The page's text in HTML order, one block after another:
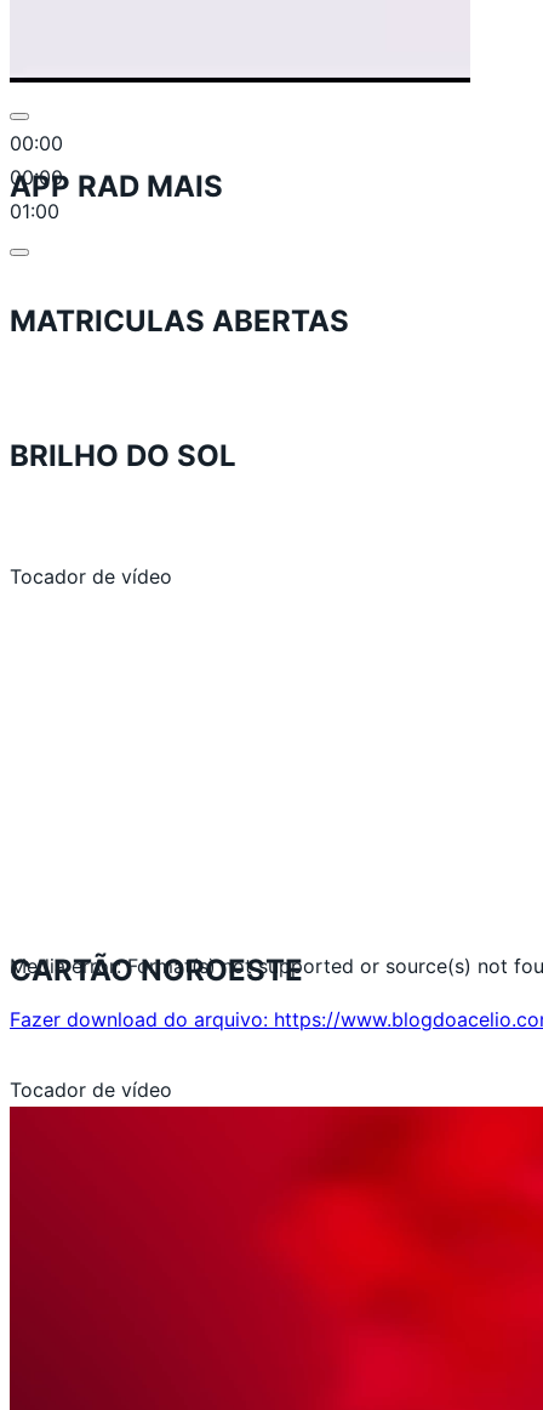
00:00
00:00
01:00
APP RAD MAIS
MATRICULAS ABERTAS
BRILHO DO SOL
Tocador de vídeo
Media error: Format(s) not supported or source(s) not
Fazer download do arquivo: https://
CARTÃO NOROESTE
Tocador de vídeo